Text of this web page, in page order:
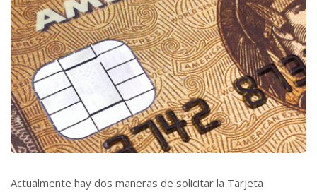
Actualmente hay dos maneras de solicitar la Tarjeta